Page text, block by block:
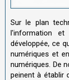
Sur le plan
l'information
développée, ce
numériques et
numériques. De
peinent à établir